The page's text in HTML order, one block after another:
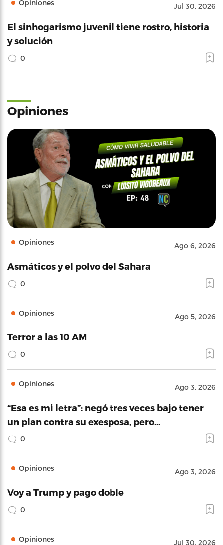
Opiniones Jul 30, 2026
El sinhogarismo juvenil tiene rostro, historia
y solución
0
Opiniones
Opiniones Ago 6, 2026
Asmáticos y el polvo del Sahara
0
Opiniones Ago 5, 2026
Terror a las 10 AM
0
Opiniones Ago 3, 2026
“Esa es mi letra”: negó tres veces bajo tener
un plan contra su exesposa, pero…
0
Opiniones Ago 3, 2026
Voy a Trump y pago doble
0
Opiniones Jul 30, 2026